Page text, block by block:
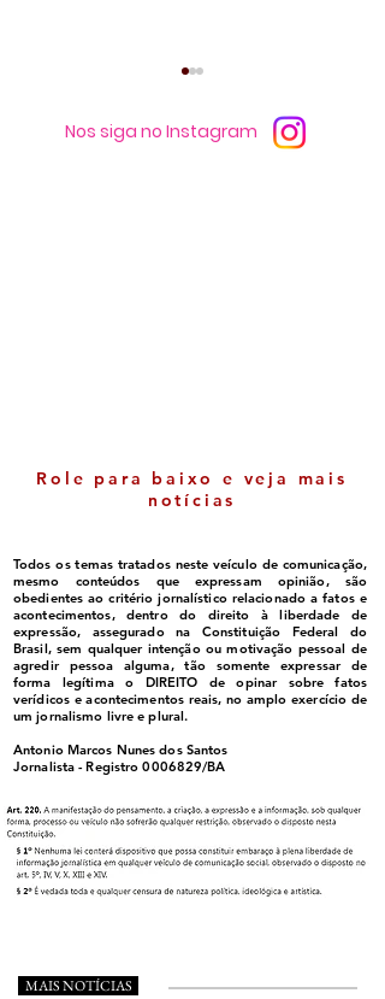
Nos siga no Instagram
Role para baixo e veja mais
notícias
Todos os temas tratados neste veículo de comunicação,
mesmo conteúdos que expressam opinião, são
obedientes ao critério jornalístico relacionado a fatos e
acontecimentos, dentro do direito à liberdade de
expressão, assegurado na Constituição Federal do
Brasil, sem qualquer intenção ou motivação pessoal de
agredir pessoa alguma, tão somente expressar de
forma legítima o DIREITO de opinar sobre fatos
verídicos e acontecimentos reais, no amplo exercício de
um jornalismo livre e plural.
Antonio Marcos Nunes dos Santos
Jornalista - Registro0006829/BA
MAIS NOTÍCIAS